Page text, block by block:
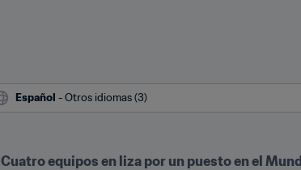
Español - Otros idiomas (3)
Cuatro equipos en liza por un puesto en el